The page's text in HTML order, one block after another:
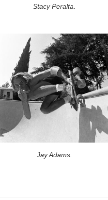
Stacy Peralta.
Jay Adams.